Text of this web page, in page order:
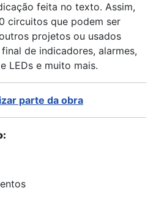
feita no texto. Assim,
circuitos que podem ser
projetos ou usados
de indicadores, alarmes,
LEDs e muito mais.
parte da obra